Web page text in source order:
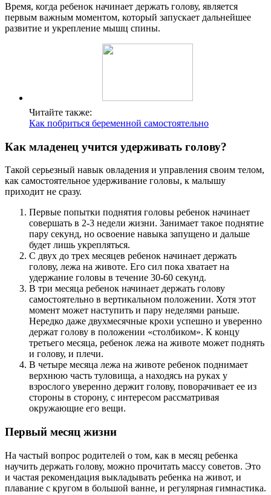
Время, когда ребенок начинает держать голову, является
первым важным моментом, который запускает дальнейшее
развитие и укрепление мышц спины.
Читайте также:
Как побриться беременной самостоятельно
Как младенец учится удерживать голову?
Такой серьезный навык овладения и управления своим телом,
как самостоятельное удерживание головы, к малышу
приходит не сразу.
Первые попытки поднятия головы ребенок начинает
совершать в 2-3 недели жизни. Занимает такое поднятие
пару секунд, но освоение навыка запущено и дальше
будет лишь укрепляться.
С двух до трех месяцев ребенок начинает держать
голову, лежа на животе. Его сил пока хватает на
удержание головы в течение 30-60 секунд.
В три месяца ребенок начинает держать голову
самостоятельно в вертикальном положении. Хотя этот
момент может наступить и пару неделями раньше.
Нередко даже двухмесячные крохи успешно и уверенно
держат голову в положении «столбиком». К концу
третьего месяца, ребенок лежа на животе может поднять
и голову, и плечи.
В четыре месяца лежа на животе ребенок поднимает
верхнюю часть туловища, а находясь на руках у
взрослого уверенно держит голову, поворачивает ее из
стороны в сторону, с интересом рассматривая
окружающие его вещи.
Первый месяц жизни
На частый вопрос родителей о том, как в месяц ребенка
научить держать голову, можно прочитать массу советов. Это
и частая рекомендация выкладывать ребенка на живот, и
плавание с кругом в большой ванне, и регулярная гимнастика.